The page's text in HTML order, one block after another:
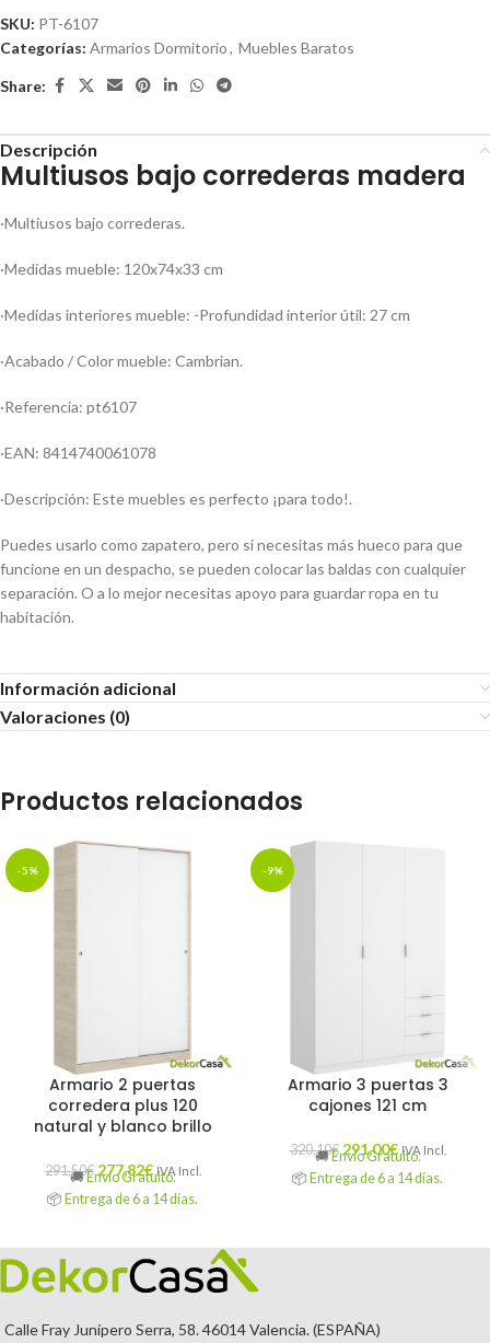
SKU: PT-6107
Categorías: Armarios Dormitorio, Muebles Baratos
Share:
Descripción
Multiusos bajo correderas madera
·Multiusos bajo correderas.
·Medidas mueble: 120x74x33 cm
·Medidas interiores mueble: -Profundidad interior útil: 27 cm
·Acabado / Color mueble: Cambrian.
·Referencia: pt6107
·EAN: 8414740061078
·Descripción: Este muebles es perfecto ¡para todo!.
Puedes usarlo como zapatero, pero si necesitas más hueco para que
funcione en un despacho, se pueden colocar las baldas con cualquier
separación. O a lo mejor necesitas apoyo para guardar ropa en tu
habitación.
Información adicional
Valoraciones (0)
Productos relacionados
-5%
Armario 2 puertas
corredera plus 120
natural y blanco brillo
291,50€ 277,82€ IVA Incl.
🚚Envío Gratuito.
📦 Entrega de 6 a 14 días.
-9%
Armario 3 puertas 3
cajones 121 cm
320,10€ 291,00€ IVA Incl.
🚚Envío Gratuito.
📦 Entrega de 6 a 14 días.
Calle Fray Junípero Serra, 58. 46014 Valencia. (ESPAÑA)